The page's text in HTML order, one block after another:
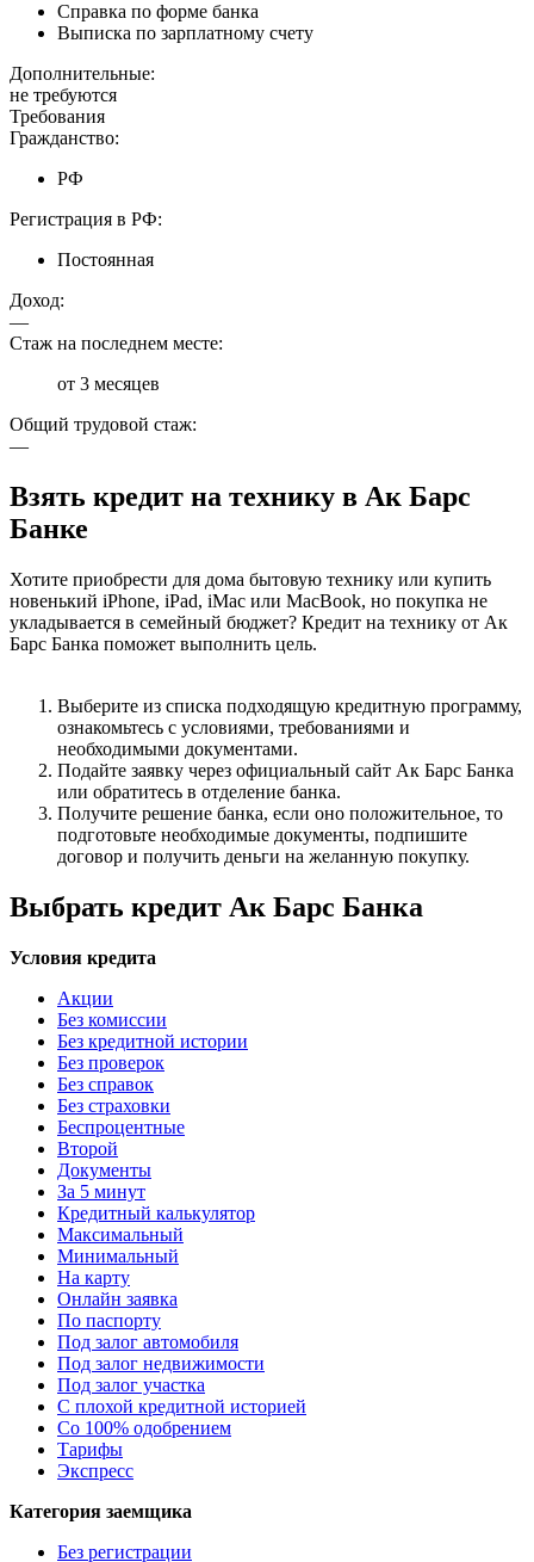
Справка по форме банка
Выписка по зарплатному счету
Дополнительные:
не требуются
Требования
Гражданство:
РФ
Регистрация в РФ:
Постоянная
Доход:
—
Стаж на последнем месте:
от 3 месяцев
Общий трудовой стаж:
—
Взять кредит на технику в Ак Барс
Банке
Хотите приобрести для дома бытовую технику или купить
новенький iPhone, iPad, iMac или MacBook, но покупка не
укладывается в семейный бюджет? Кредит на технику от Ак
Барс Банка поможет выполнить цель.
Выберите из списка подходящую кредитную программу,
ознакомьтесь с условиями, требованиями и
необходимыми документами.
Подайте заявку через официальный сайт Ак Барс Банка
или обратитесь в отделение банка.
Получите решение банка, если оно положительное, то
подготовьте необходимые документы, подпишите
договор и получить деньги на желанную покупку.
Выбрать кредит Ак Барс Банка
Условия кредита
Акции
Без комиссии
Без кредитной истории
Без проверок
Без справок
Без страховки
Беспроцентные
Второй
Документы
За 5 минут
Кредитный калькулятор
Максимальный
Минимальный
На карту
Онлайн заявка
По паспорту
Под залог автомобиля
Под залог недвижимости
Под залог участка
С плохой кредитной историей
Со 100% одобрением
Тарифы
Экспресс
Категория заемщика
Без регистрации